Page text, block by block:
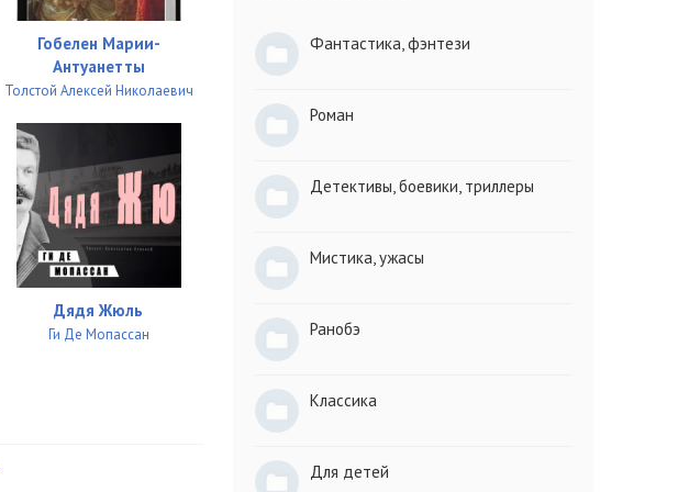
03:47
02:43
01:34
05:02
04:40
Гобелен Марии-
Антуанетты
Толстой Алексей Николаевич
Дядя Жюль
Ги Де Мопассан
Фантастика, фэнтези
Роман
Детективы, боевики, триллеры
Мистика, ужасы
Ранобэ
Классика
Для детей